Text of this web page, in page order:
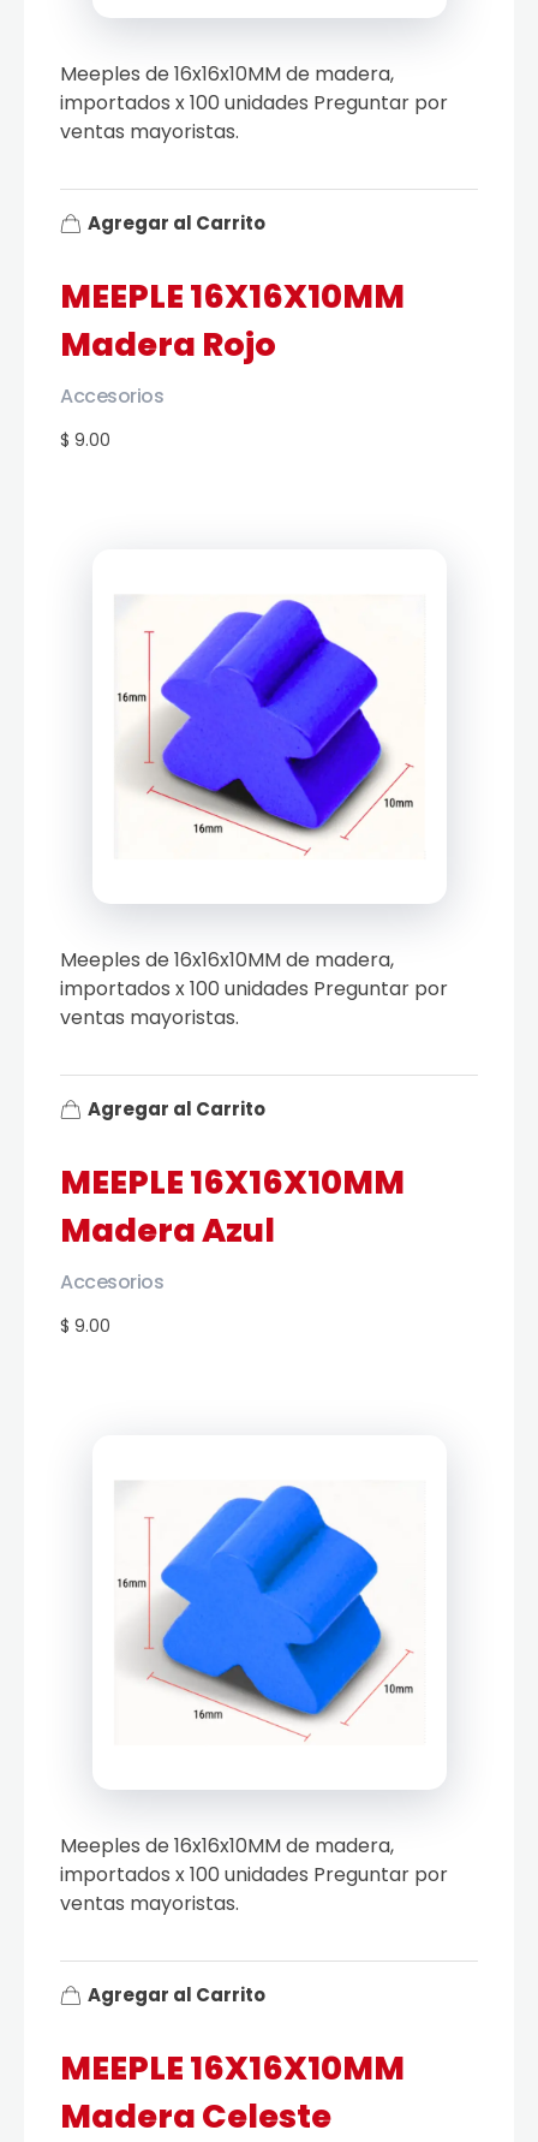
MEEPLE 16X16X10MM
Madera Rojo
$ 9.00
Accesorios
Meeples de 16x16x10MM de madera,
importados x 100 unidades Preguntar por
ventas mayoristas.
Agregar al Carrito
MEEPLE 16X16X10MM
Madera Azul
$ 9.00
Accesorios
Meeples de 16x16x10MM de madera,
importados x 100 unidades Preguntar por
ventas mayoristas.
Agregar al Carrito
MEEPLE 16X16X10MM
Madera Celeste
Meeples de 16x16x10MM de madera,
importados x 100 unidades Preguntar por
ventas mayoristas.
Agregar al Carrito